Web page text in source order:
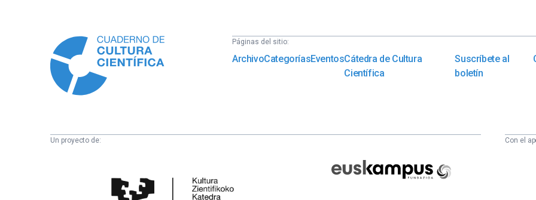
Páginas del sitio:
ArchivoCategoríasEventosCátedra de Cultura
Científica
Suscríbete al
boletín
Un proyecto de:
Fundazioa
Con el